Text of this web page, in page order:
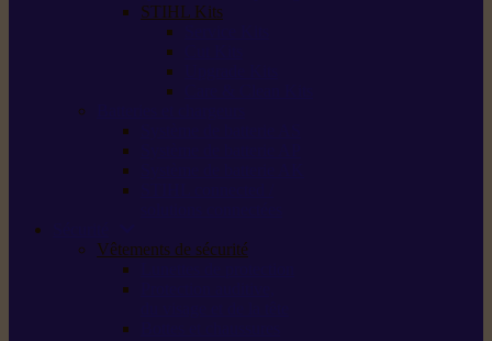
STIHL Kits
Vêtements de sécurité